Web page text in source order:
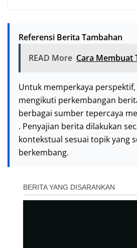
Referensi Berita Tambahan
READ More Cara Membuat
Untuk memperkaya
mengikuti perkembangan
berbagai sumber tepercaya
. Penyajian berita dilakukan
kontekstual sesuai topik yang
berkembang.